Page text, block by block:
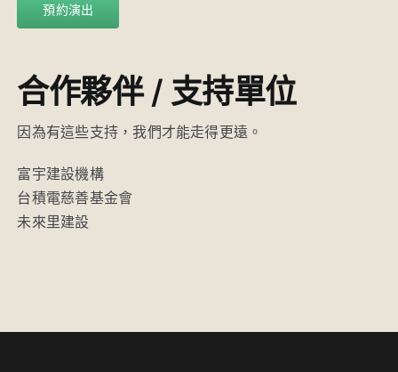
預約演出
合作夥伴 / 支持單位
因為有這些支持，我們才能走得更遠。
富宇建設機構
台積電慈善基金會
未來里建設